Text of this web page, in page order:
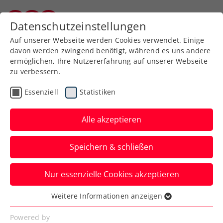
Zurück zur Newsübersicht
Turniere
Erste Bank Open:
Turnierfavorit Medvedev
gewinnt hochklassiges
Finale in der Wiener
Stadthalle
Der Russe trägt sich beim ATP-500-
Turnier in der österreichischen
Datenschutzeinstellungen
Auf unserer Webseite werden Cookies verwendet. Einige
davon werden zwingend benötigt, während es uns andere
ermöglichen, Ihre Nutzererfahrung auf unserer Webseite
zu verbessern.
Essenziell Statistiken
Alle akzeptieren
Speichern & schließen
Nur essenzielle Cookies akzeptieren
Essenziell
Essenzielle Cookies werden für grundlegende
Weitere Informationen anzeigen
Powered by